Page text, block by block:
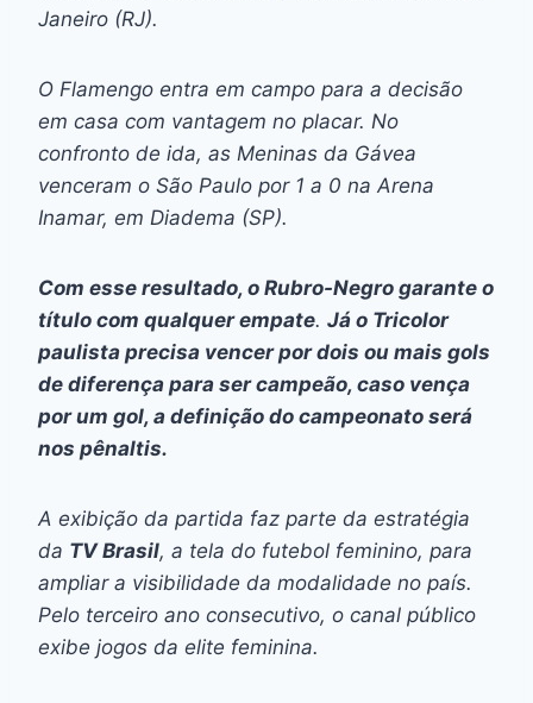
Janeiro (RJ).
O Flamengo entra em campo para a decisão
em casa com vantagem no placar. No
confronto de ida, as Meninas da Gávea
venceram o São Paulo por 1 a 0 na Arena
Inamar, em Diadema (SP).
Com esse resultado, o Rubro-Negro garante o
título com qualquer empate. Já o Tricolor
paulista precisa vencer por dois ou mais gols
de diferença para ser campeão, caso vença
por um gol, a definição do campeonato será
nos pênaltis.
A exibição da partida faz parte da estratégia
da TV Brasil, a tela do futebol feminino, para
ampliar a visibilidade da modalidade no país.
Pelo terceiro ano consecutivo, o canal público
exibe jogos da elite feminina.